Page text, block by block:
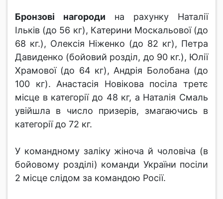
Бронзові нагороди на рахунку Наталії
Ільків (до 56 кг), Катерини Москальової (до
68 кг.), Олексія Ніженко (до 82 кг), Петра
Давиденко (бойовий розділ, до 90 кг.), Юлії
Храмової (до 64 кг), Андрія Болобана (до
100 кг). Анастасія Новікова посіла третє
місце в категорії до 48 кг, а Наталія Смаль
увійшла в число призерів, змагаючись в
категорії до 72 кг.
У командному заліку жіноча й чоловіча (в
бойовому розділі) команди України посіли
2 місце слідом за командою Росії.